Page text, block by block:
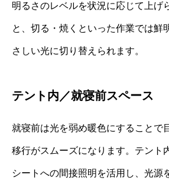
明るさのレベルを状況に応じて上げ
と、切る・焼くといった作業では鮮
さしい光に切り替えられます。
テント内／就寝前スペース
就寝前は光を弱め暖色にすることで
移行がスムーズになります。テント
シートへの間接照明を活用し、光源